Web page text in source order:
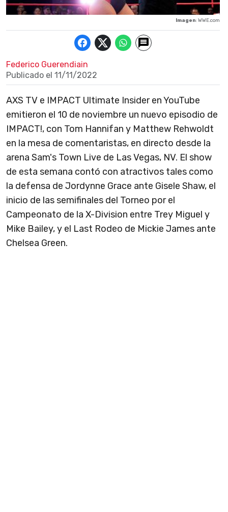
Imagen: WWE.com
Federico Guerendiain
Publicado el 11/11/2022
AXS TV e IMPACT Ultimate Insider en YouTube
emitieron el 10 de noviembre un nuevo episodio de
IMPACT!, con Tom Hannifan y Matthew Rehwoldt
en la mesa de comentaristas, en directo desde la
arena Sam's Town Live de Las Vegas, NV. El show
de esta semana contó con atractivos tales como
la defensa de Jordynne Grace ante Gisele Shaw, el
inicio de las semifinales del Torneo por el
Campeonato de la X-Division entre Trey Miguel y
Mike Bailey, y el Last Rodeo de Mickie James ante
Chelsea Green.